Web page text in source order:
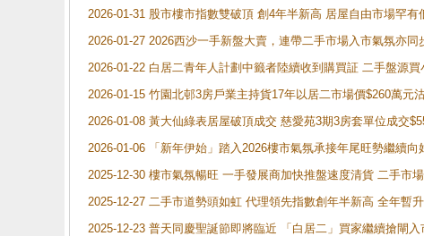
2026-01-31 股市樓市指數雙破頂 創4年半新高 居屋自由市場罕
2026-01-27 2026西沙一手新盤大賣，連帶二手市場入市氣氛亦
2026-01-22 白居二青年人計劃中籤者陸續收到購買証 二手盤源
2026-01-15 竹園北邨3房戶業主持貨17年以居二市場價$260萬元
2026-01-08 黃大仙綠表居屋破頂成交 慈愛苑3期3房套單位成交
2026-01-06 「新年伊始」踏入2026樓市氣氛承接年尾旺勢繼續
2025-12-30 樓市氣氛暢旺 一手發展商加快推盤速度清貨 二手市
2025-12-27 二手市道勢頭如虹 代理領先指數創年半新高 全年暫
2025-12-23 普天同慶聖誕節即將臨近 「白居二」買家繼續搶閘